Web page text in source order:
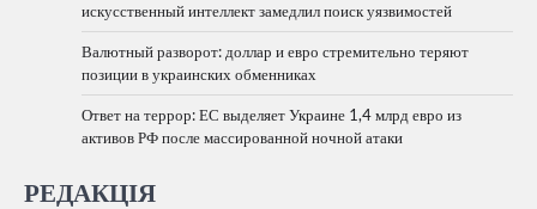
искусственный интеллект замедлил поиск уязвимостей
Валютный разворот: доллар и евро стремительно теряют
позиции в украинских обменниках
Ответ на террор: ЕС выделяет Украине 1,4 млрд евро из
активов РФ после массированной ночной атаки
РЕДАКЦІЯ